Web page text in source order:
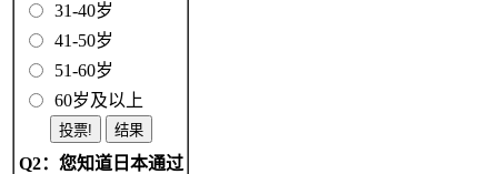
31-40岁
41-50岁
51-60岁
60岁及以上
Q2：您知道日本通过